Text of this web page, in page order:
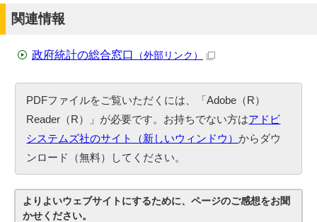
関連情報
政府統計の総合窓口 （外部リンク）
PDFファイルをご覧いただくには、「Adobe（R）
Reader（R）」が必要です。お持ちでない方はアドビ
システムズ社のサイト（新しいウィンドウ）からダウ
ンロード（無料）してください。
よりよいウェブサイトにするために、ページのご感想をお聞
かせください。